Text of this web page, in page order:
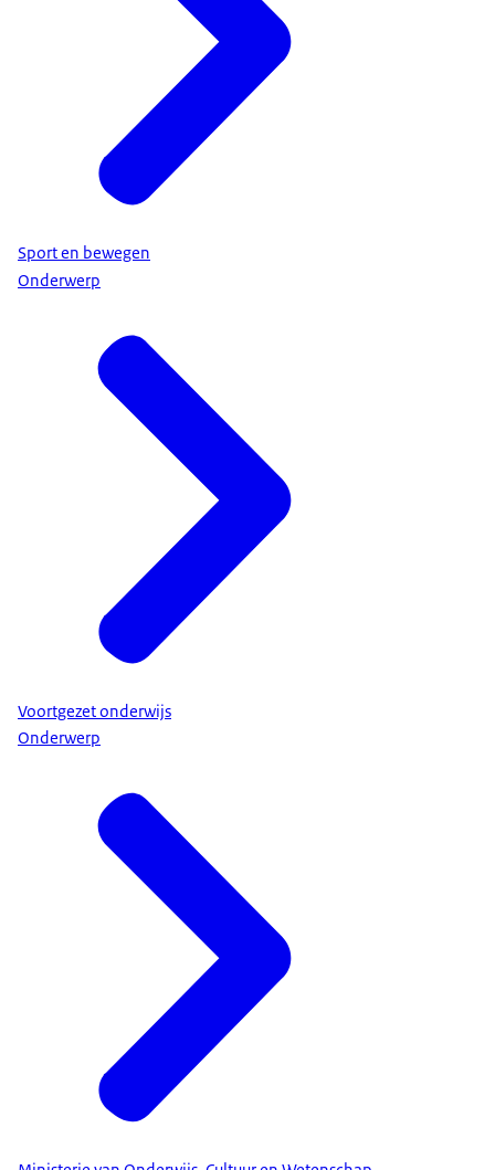
Sport en bewegen
Onderwerp
Voortgezet onderwijs
Onderwerp